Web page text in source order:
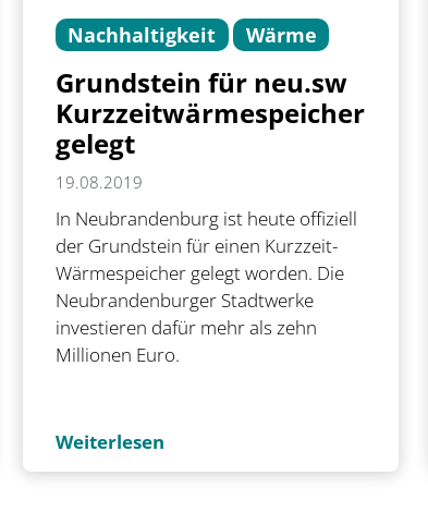
Nachhaltigkeit Wärme
Grundstein für neu.sw
Kurzzeitwärmespeicher
gelegt
19.08.2019
In Neubrandenburg ist heute offiziell
der Grundstein für einen Kurzzeit-
Wärmespeicher gelegt worden. Die
Neubrandenburger Stadtwerke
investieren dafür mehr als zehn
Millionen Euro.
Weiterlesen